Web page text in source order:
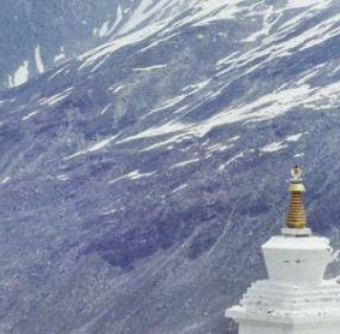
SHARE TWEET